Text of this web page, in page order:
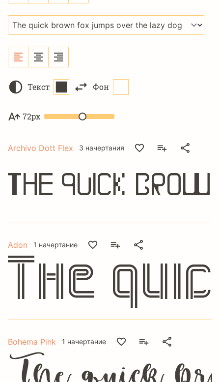
Текст Фон
72px
Archivo Dott Flex 3 начертания
The quick
Adon 1 начертание
The
Bohema Pink 1 начертание